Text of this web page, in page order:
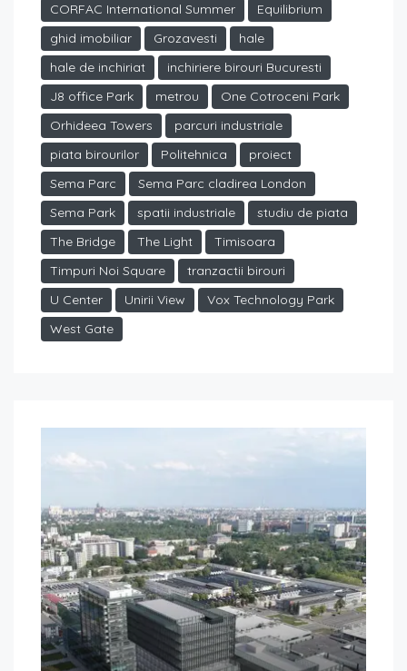
CORFAC International Summer
Equilibrium
ghid imobiliar
Grozavesti
hale
hale de inchiriat
inchiriere birouri Bucuresti
J8 office Park
metrou
One Cotroceni Park
Orhideea Towers
parcuri industriale
piata birourilor
Politehnica
proiect
Sema Parc
Sema Parc cladirea London
Sema Park
spatii industriale
studiu de piata
The Bridge
The Light
Timisoara
Timpuri Noi Square
tranzactii birouri
U Center
Unirii View
Vox Technology Park
West Gate